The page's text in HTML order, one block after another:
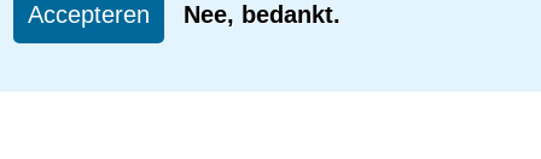
Accepteren Nee, bedankt.